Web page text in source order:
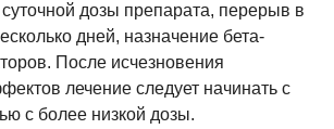
дозы препарата, перерыв в
дней, назначение бета-
После исчезновения
лечение следует начинать с
с более низкой дозы.